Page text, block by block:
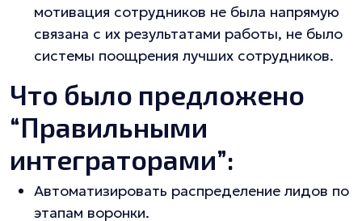
мотивация сотрудников не была напрямую
связана с их результатами работы, не было
системы поощрения лучших сотрудников.
Что было предложено
“Правильными
интеграторами”:
Автоматизировать распределение лидов по
этапам воронки.